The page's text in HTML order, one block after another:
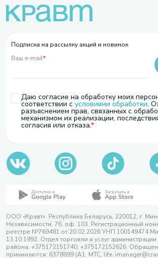
Подписка на рассылку акций и новинок
Ваш e-mail*
Даю согласие на обработку моих
соответствии с условиями обработки.
разъяснением прав, связанных с
механизмом их реализации,
согласия или отказа.
ООО «Кравт». Республика Беларусь, 220012, г.
Независимости, 76, оф. 103. Регистрационный
реестре №769481 от 20.02.2026 УНП 100149474
13.10.1992. Отдел торговли и услуг
района, +375172151740; +375172152626.
принимаются: 6378899 (А1, МТС, life,